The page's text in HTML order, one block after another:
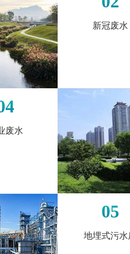
新冠废水
废水
05
地埋式污水